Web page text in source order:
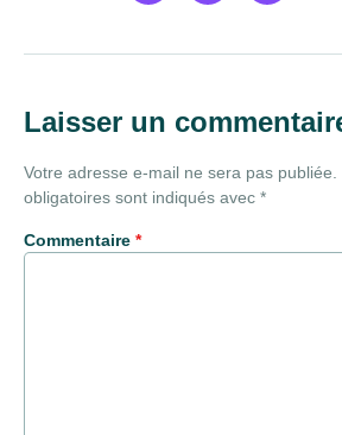
Laisser un
Votre adresse e-mail ne sera pas publiée.
obligatoires sont indiqués avec *
Commentaire *